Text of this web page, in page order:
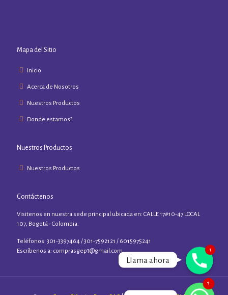
Mapa del Sitio
Inicio
Acerca de Nosotros
Nuestros Productos
Donde estamos?
Nuestros Productos
Nuestros Productos
Contáctenos
Visitenos en nuestra sede principal ubicada en: CALLE 17#10-47 LOCAL
107, Bogotá - Colombia.
Teléfonos: 301-3397464 / 301-7592121 / 6015975241
Escríbenos a: comprasgep3@gmail.com
WhatsApp
1
Phone
Llama ahora